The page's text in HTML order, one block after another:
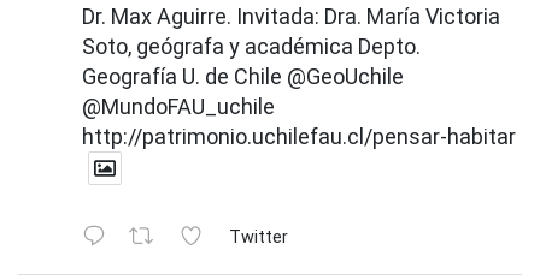
Dr. Max Aguirre. Invitada: Dra. María Victoria
Soto, geógrafa y académica Depto.
Geografía U. de Chile @GeoUchile
@MundoFAU_uchile
http://patrimonio.uchilefau.cl/pensar-habitar
Twitter